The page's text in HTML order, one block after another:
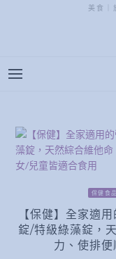
美食｜
保健食
【保健】全家適
錠/特級綠藻錠，
力、使排